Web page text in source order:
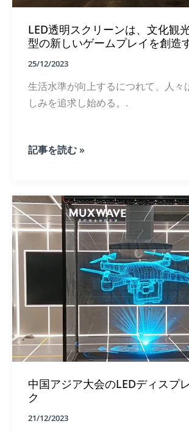
再
構
築
す
の
か
見
よ
う。
LED透明スクリーンは、文化観
型の新しいゲームプレイを創造
25/12/2023
生活水準が向上するにつれて、人々
しみを追求し始める。.
LED
ク
リ
ー
ン
文
没
入
型
新
し
い
ゲ
記事を読む »
中国アジア大会のLEDディスプ
ク
21/12/2023